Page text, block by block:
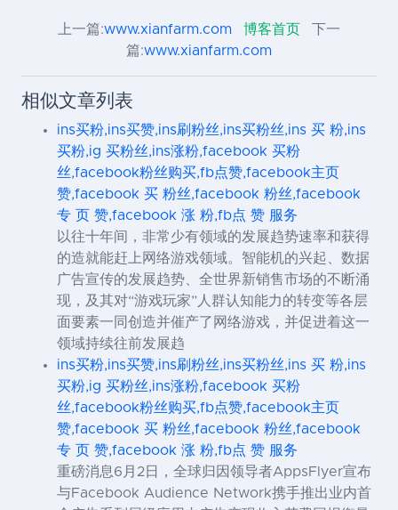
上一篇:www.xianfarm.com 博客首页
下一
篇:www.xianfarm.com
相似文章列表
ins买粉,ins买赞,ins刷粉丝,ins买粉丝,ins 买 粉,ins
买粉,ig 买粉丝,ins涨粉,facebook 买粉
丝,facebook粉丝购买,fb点赞,facebook主页
赞,facebook 买 粉丝,facebook 粉丝,facebook
专 页 赞,facebook 涨 粉,fb点 赞 服务
以往十年间，非常少有领域的发展趋势速率和获得
的造就能赶上网络游戏领域。智能机的兴起、数据
广告宣传的发展趋势、全世界新销售市场的不断涌
现，及其对“游戏玩家”人群认知能力的转变等各层
面要素一同创造并催产了网络游戏，并促进着这一
领域持续往前发展趋
ins买粉,ins买赞,ins刷粉丝,ins买粉丝,ins 买 粉,ins
买粉,ig 买粉丝,ins涨粉,facebook 买粉
丝,facebook粉丝购买,fb点赞,facebook主页
赞,facebook 买 粉丝,facebook 粉丝,facebook
专 页 赞,facebook 涨 粉,fb点 赞 服务
重磅消息6月2日，全球归因领导者AppsFlyer宣布
与Facebook Audience Network携手推出业内首